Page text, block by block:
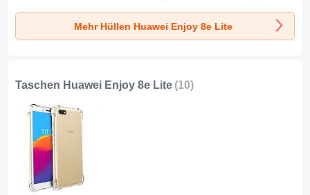
Huawei Enjoy 8e
Huawei Enjoy 8e
Lite Klar
Huawei Enjoy 8e
Lite Klar
Mehr Hüllen Huawei Enjoy 8e Lite
Taschen Huawei Enjoy 8e Lite (10)